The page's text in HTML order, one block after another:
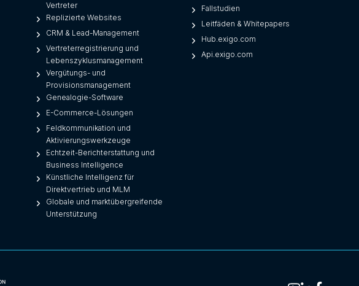
Vertreter
Replizierte Websites
CRM & Lead-Management
Vertreterregistrierung und
Lebenszyklusmanagement
Vergütungs- und
Provisionsmanagement
Genealogie-Software
E-Commerce-Lösungen
Feldkommunikation und
Aktivierungswerkzeuge
Echtzeit-Berichterstattung und
Business Intelligence
Künstliche Intelligenz für
Direktvertrieb und MLM
Globale und marktübergreifende
Unterstützung
Fallstudien
Leitfäden & Whitepapers
Hub.exigo.com
Api.exigo.com